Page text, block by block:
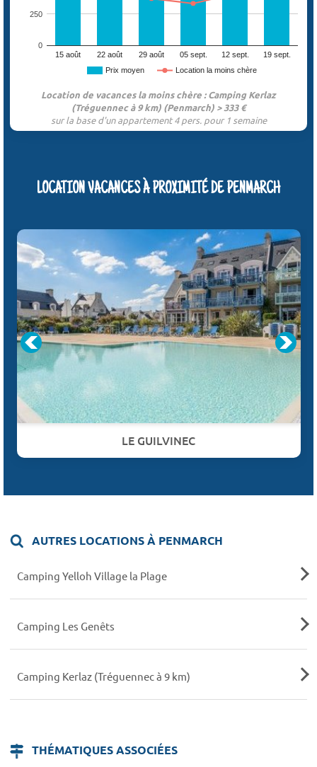
Prix moyen Location la moins chère
15 août 22 août 29 août 05 sept. 12 sept. 19 sept.
0
250
Location de vacances la moins chère : Camping Kerlaz
(Tréguennec à 9 km) (Penmarch) > 333 €
sur la base d'un appartement 4 pers. pour 1 semaine
LOCATION VACANCES À PROXIMITÉ DE PENMARCH
LE GUILVINEC
AUTRES LOCATIONS À PENMARCH
Camping Yelloh Village la Plage
Camping Les Genêts
Camping Kerlaz (Tréguennec à 9 km)
THÉMATIQUES ASSOCIÉES